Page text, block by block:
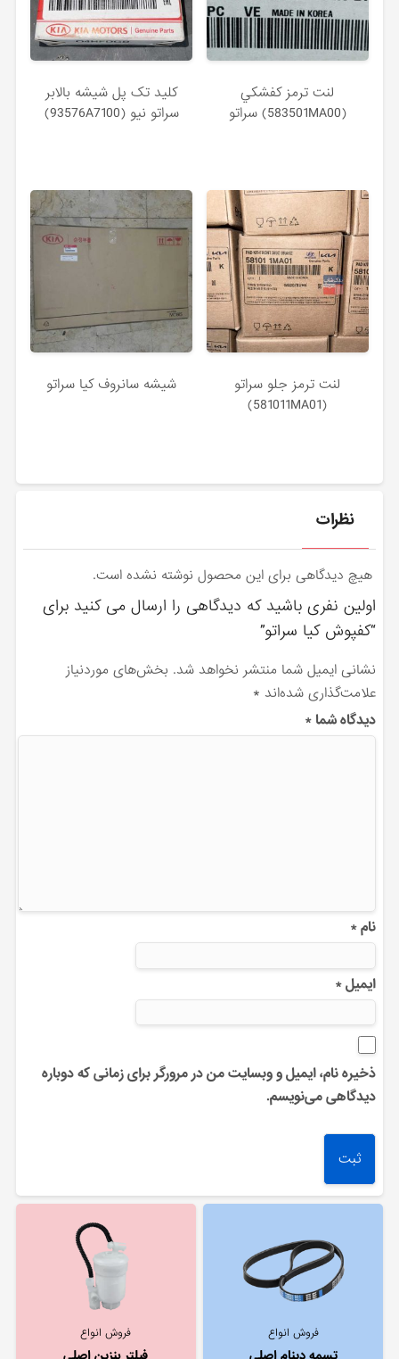
لنت ترمز كفشكي
(583501MA00) سراتو
كليد تک پل شيشه بالابر
سراتو نیو (93576A7100)
لنت ترمز جلو سراتو
(581011MA01)
شیشه سانروف کیا سراتو
نظرات
هیچ دیدگاهی برای این محصول نوشته نشده است.
اولین نفری باشید که دیدگاهی را ارسال می کنید برای
“کفپوش کیا سراتو”
نشانی ایمیل شما منتشر نخواهد شد. بخش‌های موردنیاز
علامت‌گذاری شده‌اند *
دیدگاه شما*
نام*
ایمیل*
ذخیره نام، ایمیل و وبسایت من در مرورگر برای زمانی که دوباره
دیدگاهی می‌نویسم.
فروش انواع فروش انواع